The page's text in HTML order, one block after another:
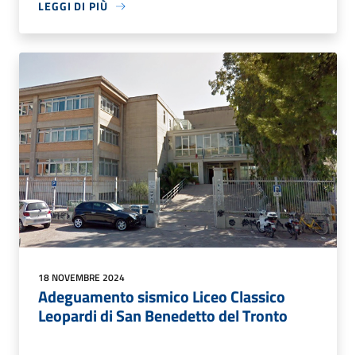
LEGGI DI PIÙ
18 NOVEMBRE 2024
Adeguamento sismico Liceo Classico
Leopardi di San Benedetto del Tronto